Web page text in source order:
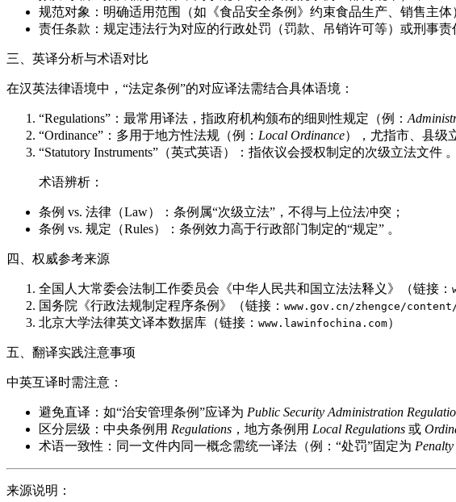
规范对象：明确适用范围（如《食品安全条例》约束食品生产、销售主体
责任条款：规定违法行为对应的行政处罚（罚款、吊销许可等）或刑事责
三、英译分析与术语对比
在汉英法律语境中，“法定条例”的对应译法需结合具体语境：
“Regulations”：最常用译法，指政府机构颁布的细则性规定（例：
“Ordinance”：多用于地方性法规（例： Local Ordinance），尤指市、县级
“Statutory Instruments”（英式英语）：指依议会授权制定的次级立法文件 。
术语辨析：
条例 vs. 法律（Law）：条例属“次级立法”，不得与上位法冲突；
条例 vs. 规定（Rules）：条例效力高于行政部门制定的“规定” 。
四、权威参考来源
全国人大常委会法制工作委员会《中华人民共和国立法法释义》（链接：
国务院《行政法规制定程序条例》（链接： www.gov.cn/zhengce/
北京大学法律英文译本数据库（链接： www.lawinfochina.com）
五、翻译实践注意事项
中英互译时需注意：
避免直译：如“治安管理条例”应译为 Public Security Administration
区分层级：中央条例用 Regulations ，地方条例用 Local Regulations 或
术语一致性：同一文件内同一概念需统一译法（例：“处罚”固定为 Penalty
来源说明：